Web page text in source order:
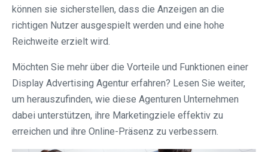
können sie sicherstellen, dass die Anzeigen an die
richtigen Nutzer ausgespielt werden und eine hohe
Reichweite erzielt wird.
Möchten Sie mehr über die Vorteile und Funktionen einer
Display Advertising Agentur erfahren? Lesen Sie weiter,
um herauszufinden, wie diese Agenturen Unternehmen
dabei unterstützen, ihre Marketingziele effektiv zu
erreichen und ihre Online-Präsenz zu verbessern.